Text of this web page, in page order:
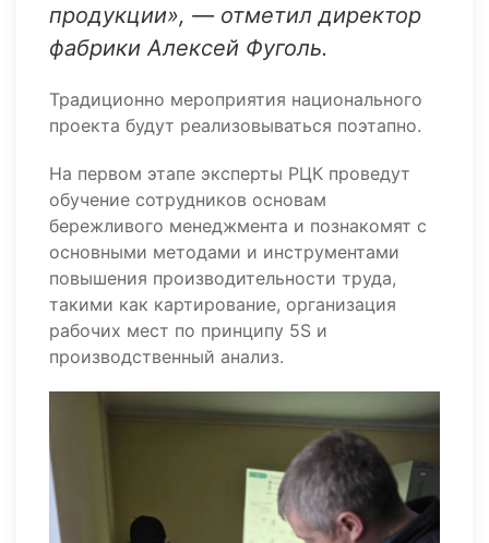
продукции», — отметил директор
фабрики Алексей Фуголь.
Традиционно мероприятия национального
проекта будут реализовываться поэтапно.
На первом этапе эксперты РЦК проведут
обучение сотрудников основам
бережливого менеджмента и познакомят с
основными методами и инструментами
повышения производительности труда,
такими как картирование, организация
рабочих мест по принципу 5S и
производственный анализ.